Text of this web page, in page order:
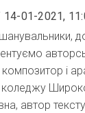
14-01-2021,
композитор і
коледжу
автор